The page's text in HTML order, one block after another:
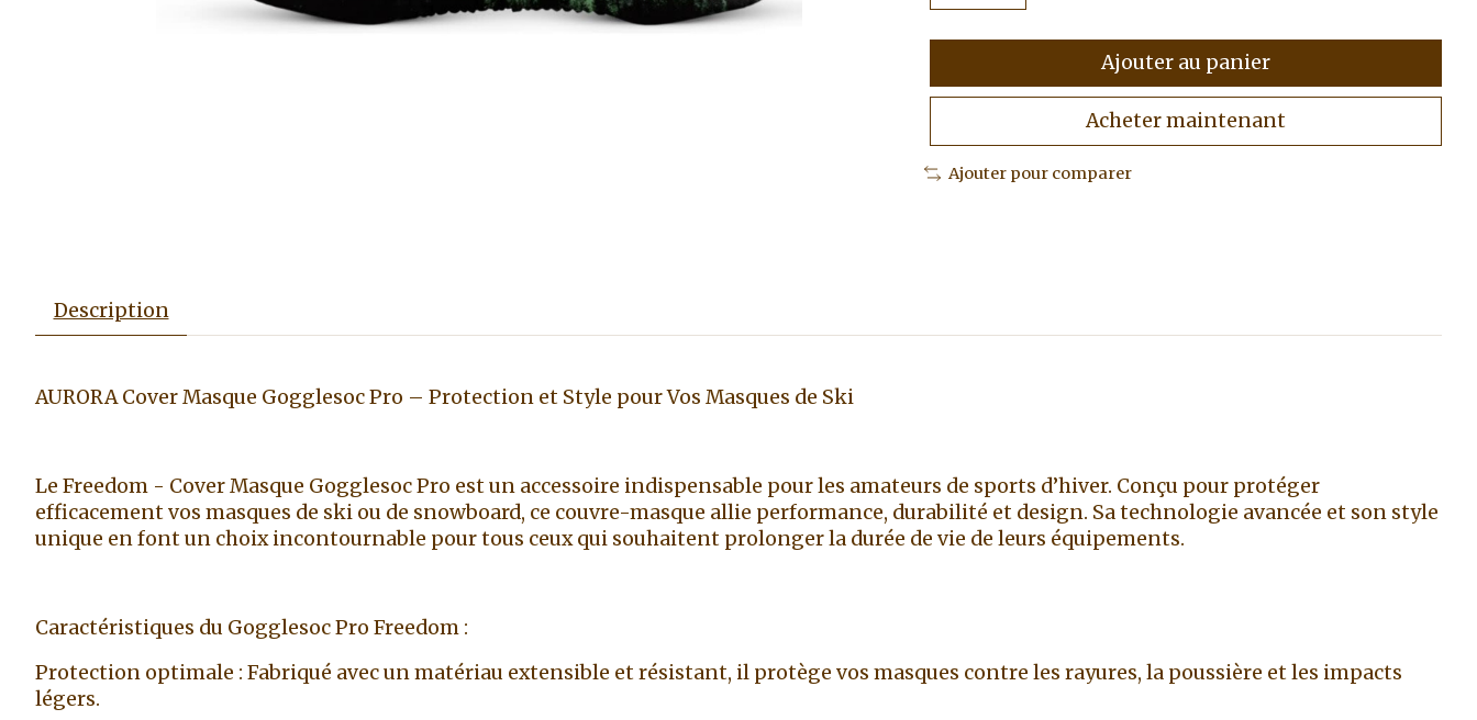
Ajouter au panier
Acheter maintenant
Ajouter pour comparer
Description
AURORA Cover Masque Gogglesoc Pro – Protection et Style pour Vos Masques de Ski
Le Freedom - Cover Masque Gogglesoc Pro est un accessoire indispensable pour les amateurs de sports d’hiver. Conçu pour protéger
efficacement vos masques de ski ou de snowboard, ce couvre-masque allie performance, durabilité et design. Sa technologie avancée et son style
unique en font un choix incontournable pour tous ceux qui souhaitent prolonger la durée de vie de leurs équipements.
Caractéristiques du Gogglesoc Pro Freedom :
Protection optimale : Fabriqué avec un matériau extensible et résistant, il protège vos masques contre les rayures, la poussière et les impacts
légers.